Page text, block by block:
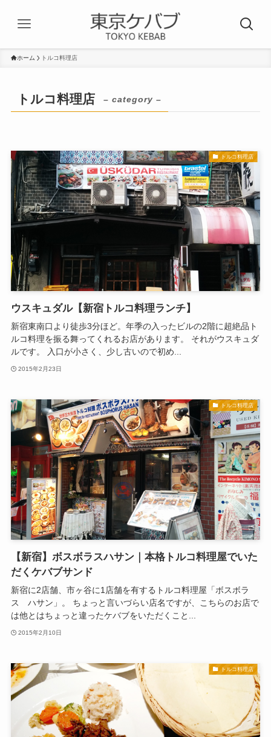
ホーム トルコ料理店
トルコ料理店 – category –
トルコ料理店
ウスキュダル【新宿トルコ料理ランチ】
新宿東南口より徒歩3分ほど。年季の入ったビルの2階に超絶品ト
ルコ料理を振る舞ってくれるお店があります。 それがウスキュダ
ルです。 入口が小さく、少し古いので初め...
2015年2月23日
トルコ料理店
【新宿】ボスボラスハサン｜本格トルコ料理屋でいた
だくケバブサンド
新宿に2店舗、市ヶ谷に1店舗を有するトルコ料理屋「ボスボラ
ス ハサン」。 ちょっと言いづらい店名ですが、こちらのお店で
は他とはちょっと違ったケバブをいただくこと...
2015年2月10日
トルコ料理店